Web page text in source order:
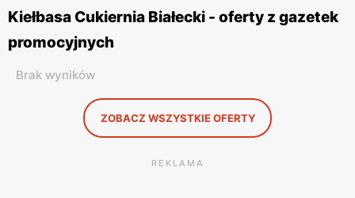
Kiełbasa Cukiernia Białecki - oferty z gazetek
promocyjnych
Brak wyników
ZOBACZ WSZYSTKIE OFERTY
REKLAMA